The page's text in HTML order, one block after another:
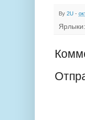
By 2U -
Ярлыки: